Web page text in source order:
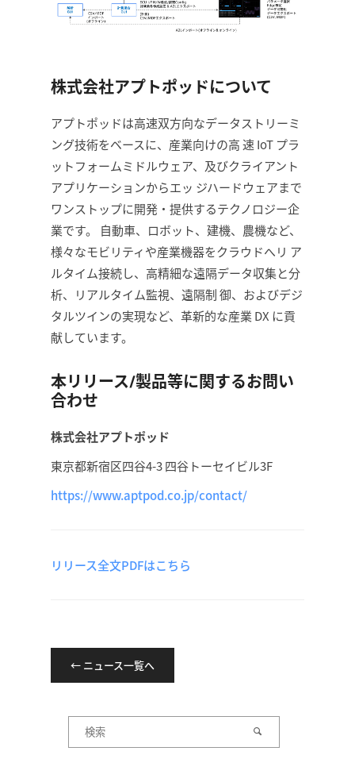
株式会社アプトポッドについて
アプトポッドは高速双方向なデータストリーミ
ング技術をベースに、産業向けの高 速 IoT プラ
ットフォームミドルウェア、及びクライアント
アプリケーションからエッ ジハードウェアまで
ワンストップに開発・提供するテクノロジー企
業です。 自動車、ロボット、建機、農機など、
様々なモビリティや産業機器をクラウドへリ ア
ルタイム接続し、高精細な遠隔データ収集と分
析、リアルタイム監視、遠隔制 御、およびデジ
タルツインの実現など、革新的な産業 DX に貢
献しています。
本リリース/製品等に関するお問い
合わせ
株式会社アプトポッド
東京都新宿区四谷4-3 四谷トーセイビル3F
https://www.aptpod.co.jp/contact/
リリース全文PDFはこちら
← ニュース一覧へ